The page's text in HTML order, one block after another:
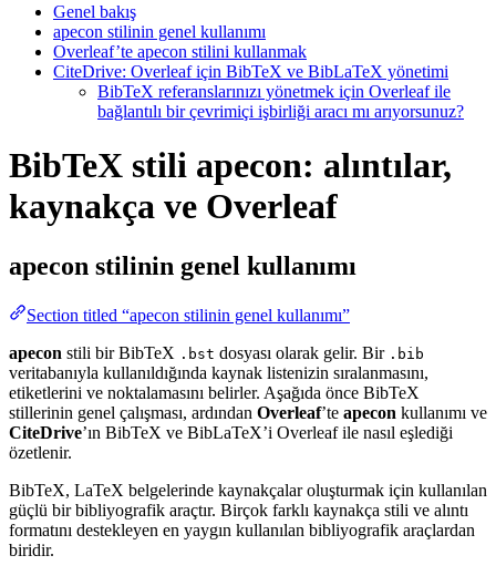
Genel bakış
apecon stilinin genel kullanımı
Overleaf’te apecon stilini kullanmak
CiteDrive: Overleaf için BibTeX ve BibLaTeX yönetimi
BibTeX referanslarınızı yönetmek için Overleaf ile
bağlantılı bir çevrimiçi işbirliği aracı mı arıyorsunuz?
BibTeX stili apecon: alıntılar,
kaynakça ve Overleaf
apecon stilinin genel kullanımı
Section titled “apecon stilinin genel kullanımı”
apecon stili bir BibTeX .bst dosyası olarak gelir. Bir .bib
veritabanıyla kullanıldığında kaynak listenizin sıralanmasını,
etiketlerini ve noktalamasını belirler. Aşağıda önce BibTeX
stillerinin genel çalışması, ardından Overleaf’te apecon kullanımı ve
CiteDrive’ın BibTeX ve BibLaTeX’i Overleaf ile nasıl eşlediği
özetlenir.
BibTeX, LaTeX belgelerinde kaynakçalar oluşturmak için kullanılan
güçlü bir bibliyografik araçtır. Birçok farklı kaynakça stili ve alıntı
formatını destekleyen en yaygın kullanılan bibliyografik araçlardan
biridir.